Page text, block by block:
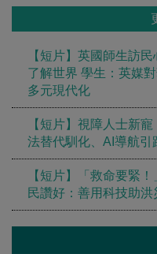
【短片】英國師生訪
了解世界 學生：英媒
多元現代化
【短片】視障人士新
法替代馴化、AI導航引
【短片】「救命要緊
民讚好：善用科技助洪